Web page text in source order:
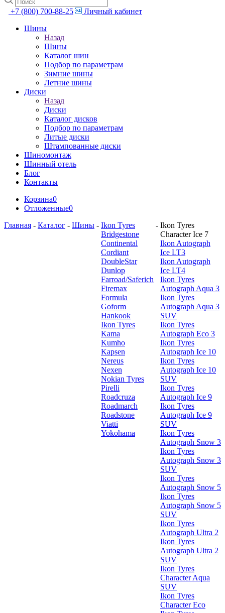
+7 (800) 700-88-25
Личный кабинет
Шины
Назад
Шины
Каталог шин
Подбор по параметрам
Зимние шины
Летние шины
Диски
Назад
Диски
Каталог дисков
Подбор по параметрам
Литые диски
Штампованные диски
Шиномонтаж
Шинный отель
Блог
Контакты
Корзина0
Отложенные0
Главная - Каталог - Шины - Ikon Tyres
Bridgestone
Continental
Cordiant
DoubleStar
Dunlop
Farroad/Saferich
Firemax
Formula
Goform
Hankook
Ikon Tyres
Kama
Kumho
Kapsen
Nereus
Nexen
Nokian Tyres
Pirelli
Roadcruza
Roadmarch
Roadstone
Viatti
Yokohama
- Ikon Tyres
Character Ice 7
Ikon Autograph
Ice LT3
Ikon Autograph
Ice LT4
Ikon Tyres
Autograph Aqua 3
Ikon Tyres
Autograph Aqua 3
SUV
Ikon Tyres
Autograph Eco 3
Ikon Tyres
Autograph Ice 10
Ikon Tyres
Autograph Ice 10
SUV
Ikon Tyres
Autograph Ice 9
Ikon Tyres
Autograph Ice 9
SUV
Ikon Tyres
Autograph Snow 3
Ikon Tyres
Autograph Snow 3
SUV
Ikon Tyres
Autograph Snow 5
Ikon Tyres
Autograph Snow 5
SUV
Ikon Tyres
Autograph Ultra 2
Ikon Tyres
Autograph Ultra 2
SUV
Ikon Tyres
Character Aqua
SUV
Ikon Tyres
Character Eco